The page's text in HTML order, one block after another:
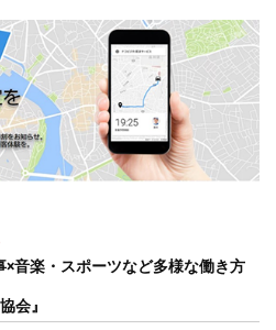
×音楽・スポーツなど多様な働き方
会』